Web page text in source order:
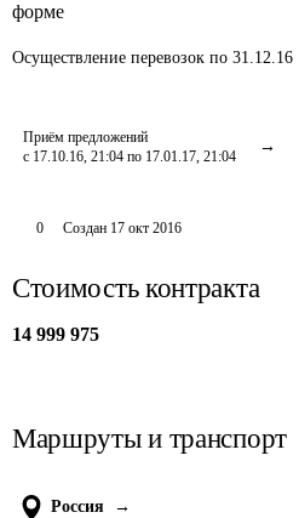
форме
Осуществление перевозок по 31.12.16
Приём предложений
с 17.10.16, 21:04 по 17.01.17, 21:04
0 Создан 17 окт 2016
Стоимость контракта
14 999 975
Маршруты и транспорт
Россия
→